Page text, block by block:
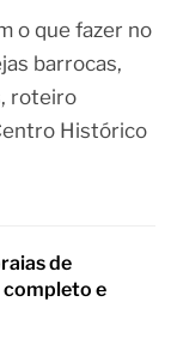
o que fazer no
barrocas,
roteiro
Histórico
de
completo e